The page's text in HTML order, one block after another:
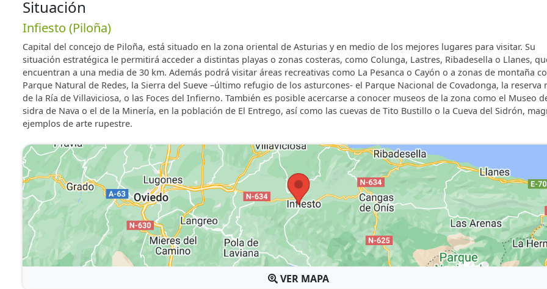
- Planta primera: 2 habitaciones con baño privado en cada habitación.
- Planta segunda: 1 habitación con baño .
- Exterior: jardín con barbacoa, mesa y bancos de madera.
- La casa dispone de menaje de cocina, vitrocerámica, horno, microondas, nevera, lavadora, ropa de cama,
en cada habitación, Wifi.
Situación
Infiesto (Piloña)
Capital del concejo de Piloña, está situado en la zona oriental de Asturias y en medio de los mejores lugares para visitar. Su
situación estratégica le permitirá acceder a distintas playas o zonas costeras, como Colunga, Lastres, Ribadesella o Llanes,
encuentran a una media de 30 km. Además podrá visitar áreas recreativas como La Pesanca o Cayón o a zonas de montaña
Parque Natural de Redes, la Sierra del Sueve –último refugio de los asturcones- el Parque Nacional de Covadonga, la reserva
de la Ría de Villaviciosa, o las Foces del Infierno. También es posible acercarse a conocer museos de la zona como el Museo
sidra de Nava o el de la Minería, en la población de El Entrego, así como las cuevas de Tito Bustillo o la Cueva del Sidrón,
ejemplos de arte rupestre.
VER MAPA